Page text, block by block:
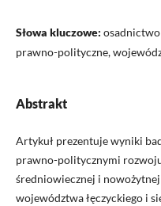
Słowa kluczowe: osadnictwo
prawno-polityczne,
Abstrakt
Artykuł prezentuje wyniki
prawno-politycznymi
średniowiecznej i
województwa łęczyckiego i